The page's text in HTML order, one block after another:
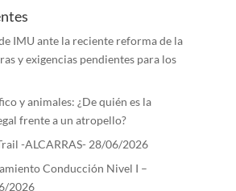
IMU ante la reciente reforma de la
y exigencias pendientes para los
y animales: ¿De quién es la
frente a un atropello?
-ALCARRAS- 28/06/2026
Conducción Nivel I –
2026